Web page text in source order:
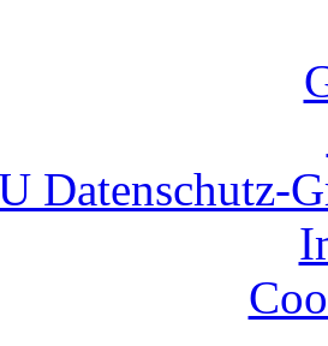
Datenschutz-